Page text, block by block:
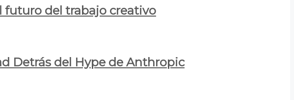
futuro del trabajo creativo
Detrás del Hype de Anthropic